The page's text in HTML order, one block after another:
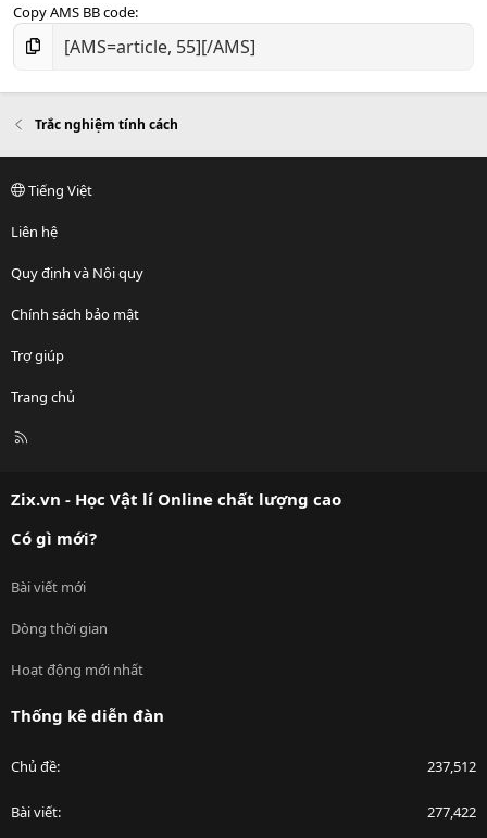
Copy AMS BB code
Trắc nghiệm tính cách
Tiếng Việt
Liên hệ
Quy định và Nội quy
Chính sách bảo mật
Trợ giúp
Trang chủ
R
Zix.vn - Học Vật lí Online chất lượng cao
Có gì mới?
Bài viết mới
Dòng thời gian
Hoạt động mới nhất
Thống kê diễn đàn
Chủ đề 237,512
Bài viết 277,422